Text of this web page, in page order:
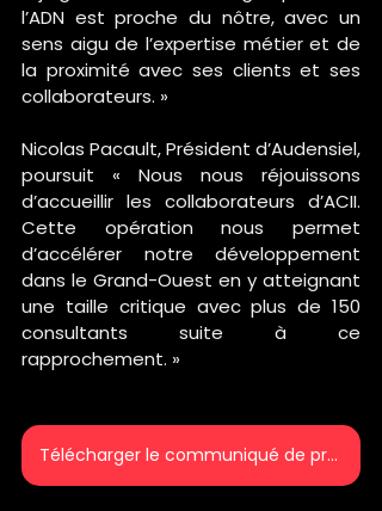
l’ADN est proche du nôtre, avec un
sens aigu de l’expertise métier et de
la proximité avec ses clients et ses
collaborateurs. »
Nicolas Pacault, Président d’Audensiel,
poursuit « Nous nous réjouissons
d’accueillir les collaborateurs d’ACII.
Cette opération nous permet
d’accélérer notre développement
dans le Grand-Ouest en y atteignant
une taille critique avec plus de 150
consultants suite à ce
rapprochement. »
Télécharger le communiqué de presse